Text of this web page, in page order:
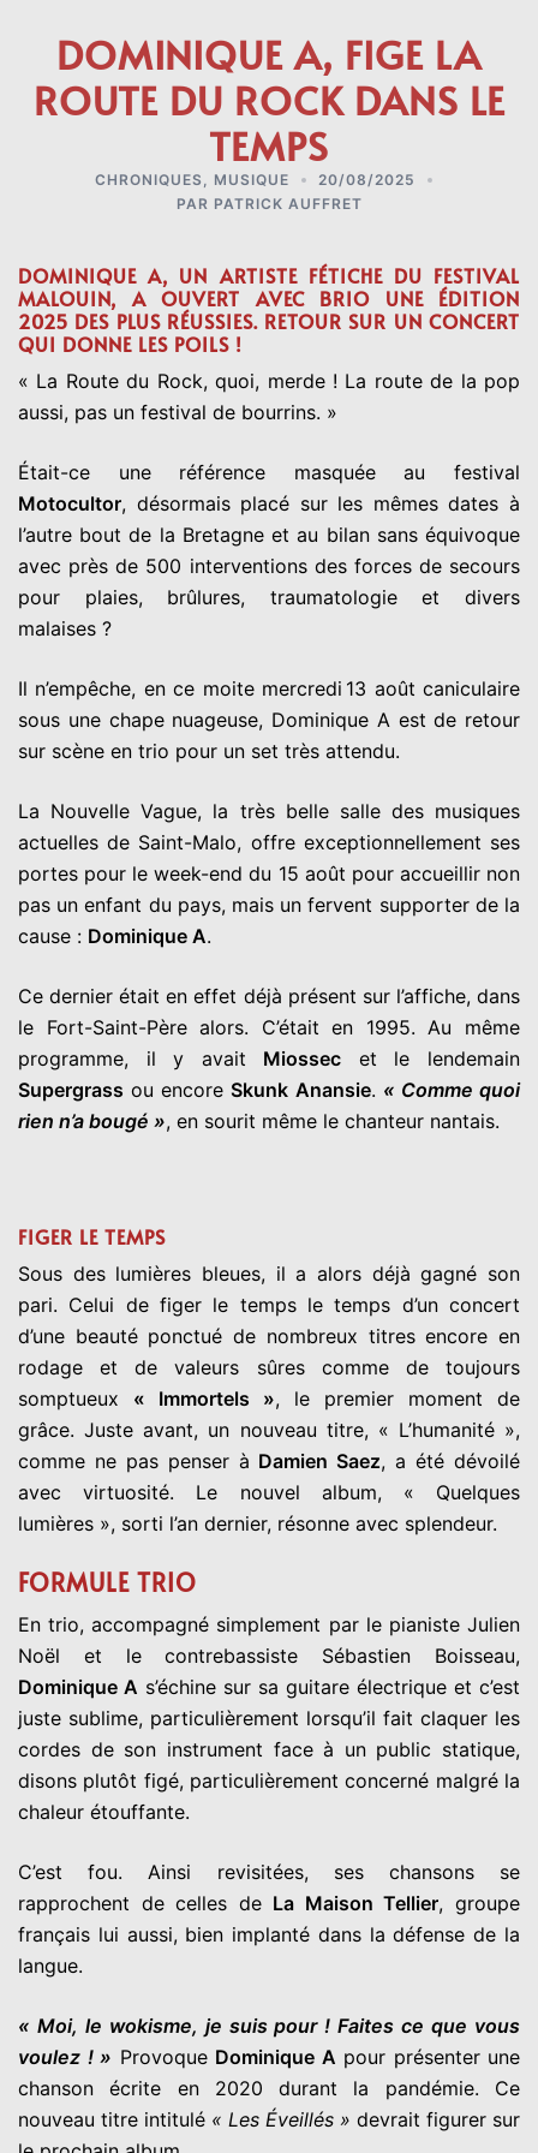
DOMINIQUE A, FIGE LA
ROUTE DU ROCK DANS LE
TEMPS
CHRONIQUES MUSIQUE
20/08/2025
PAR PATRICK AUFFRET
DOMINIQUE A, UN ARTISTE FÉTICHE DU FESTIVAL
MALOUIN, A OUVERT AVEC BRIO UNE ÉDITION
2025 DES PLUS RÉUSSIES. RETOUR SUR UN CONCERT
QUI DONNE LES POILS !
« La Route du Rock, quoi, merde ! La route de la pop
aussi, pas un festival de bourrins. »
Était-ce une référence masquée au festival
Motocultor, désormais placé sur les mêmes dates à
l’autre bout de la Bretagne et au bilan sans équivoque
avec près de 500 interventions des forces de secours
pour plaies, brûlures, traumatologie et divers
malaises ?
Il n’empêche, en ce moite mercredi 13 août caniculaire
sous une chape nuageuse, Dominique A est de retour
sur scène en trio pour un set très attendu.
La Nouvelle Vague, la très belle salle des musiques
actuelles de Saint-Malo, offre exceptionnellement ses
portes pour le week-end du 15 août pour accueillir non
pas un enfant du pays, mais un fervent supporter de la
cause : Dominique A.
Ce dernier était en effet déjà présent sur l’affiche, dans
le Fort-Saint-Père alors. C’était en 1995. Au même
programme, il y avait Miossec et le lendemain
Supergrass ou encore Skunk Anansie. « Comme quoi
rien n’a bougé », en sourit même le chanteur nantais.
FIGER LE TEMPS
Sous des lumières bleues, il a alors déjà gagné son
pari. Celui de figer le temps le temps d’un concert
d’une beauté ponctué de nombreux titres encore en
rodage et de valeurs sûres comme de toujours
somptueux « Immortels », le premier moment de
grâce. Juste avant, un nouveau titre, « L’humanité »,
comme ne pas penser à Damien Saez, a été dévoilé
avec virtuosité. Le nouvel album, « Quelques
lumières », sorti l’an dernier, résonne avec splendeur.
FORMULE TRIO
En trio, accompagné simplement par le pianiste Julien
Noël et le contrebassiste Sébastien Boisseau,
Dominique A s’échine sur sa guitare électrique et c’est
juste sublime, particulièrement lorsqu’il fait claquer les
cordes de son instrument face à un public statique,
disons plutôt figé, particulièrement concerné malgré la
chaleur étouffante.
C’est fou. Ainsi revisitées, ses chansons se
rapprochent de celles de La Maison Tellier, groupe
français lui aussi, bien implanté dans la défense de la
langue.
« Moi, le wokisme, je suis pour ! Faites ce que vous
voulez ! » Provoque Dominique A pour présenter une
chanson écrite en 2020 durant la pandémie. Ce
nouveau titre intitulé « Les Éveillés » devrait figurer sur